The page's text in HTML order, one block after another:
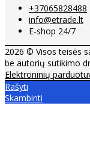
+37065828488
info@etrade.lt
E-shop 24/7
2026 © Visos teisės
be autorių sutikimo
Elektroninių
Rašyti
Skambinti